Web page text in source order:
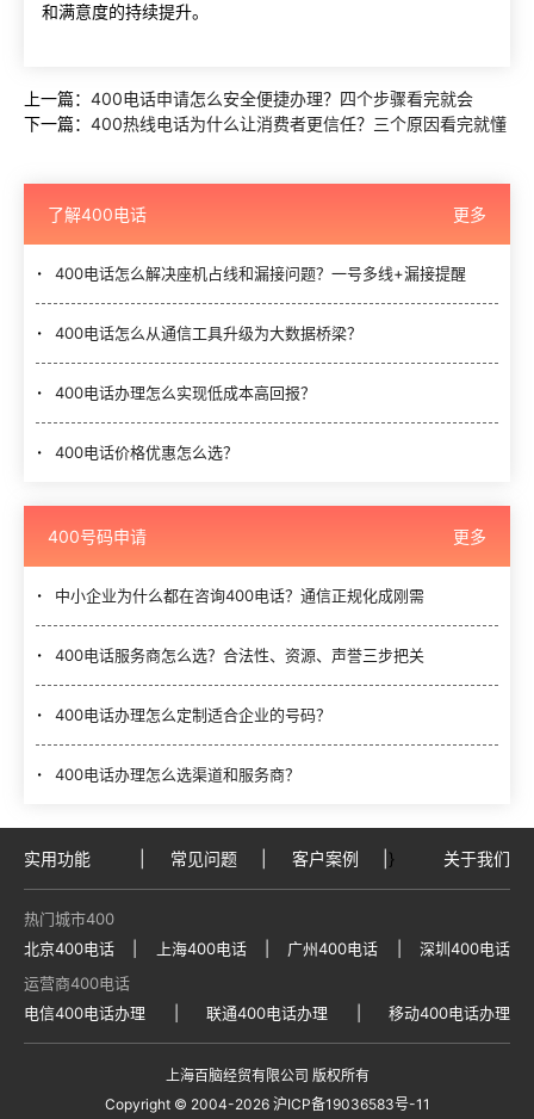
和满意度的持续提升。
上一篇： 400电话申请怎么安全便捷办理？四个步骤看完就会
下一篇： 400热线电话为什么让消费者更信任？三个原因看完就懂
了解400电话 更多
400电话怎么解决座机占线和漏接问题？一号多线+漏接提醒
400电话怎么从通信工具升级为大数据桥梁？
400电话办理怎么实现低成本高回报？
400电话价格优惠怎么选？
400号码申请 更多
中小企业为什么都在咨询400电话？通信正规化成刚需
400电话服务商怎么选？合法性、资源、声誉三步把关
400电话办理怎么定制适合企业的号码？
400电话办理怎么选渠道和服务商？
实用功能 常见问题 客户案例 } 关于我们
热门城市400
北京400电话
上海400电话 广州400电话
深圳400电话
运营商400电话
电信400电话办理
联通400电话办理 移动400电话办理
上海百脑经贸有限公司 版权所有
Copyright © 2004-2026 沪ICP备19036583号-11